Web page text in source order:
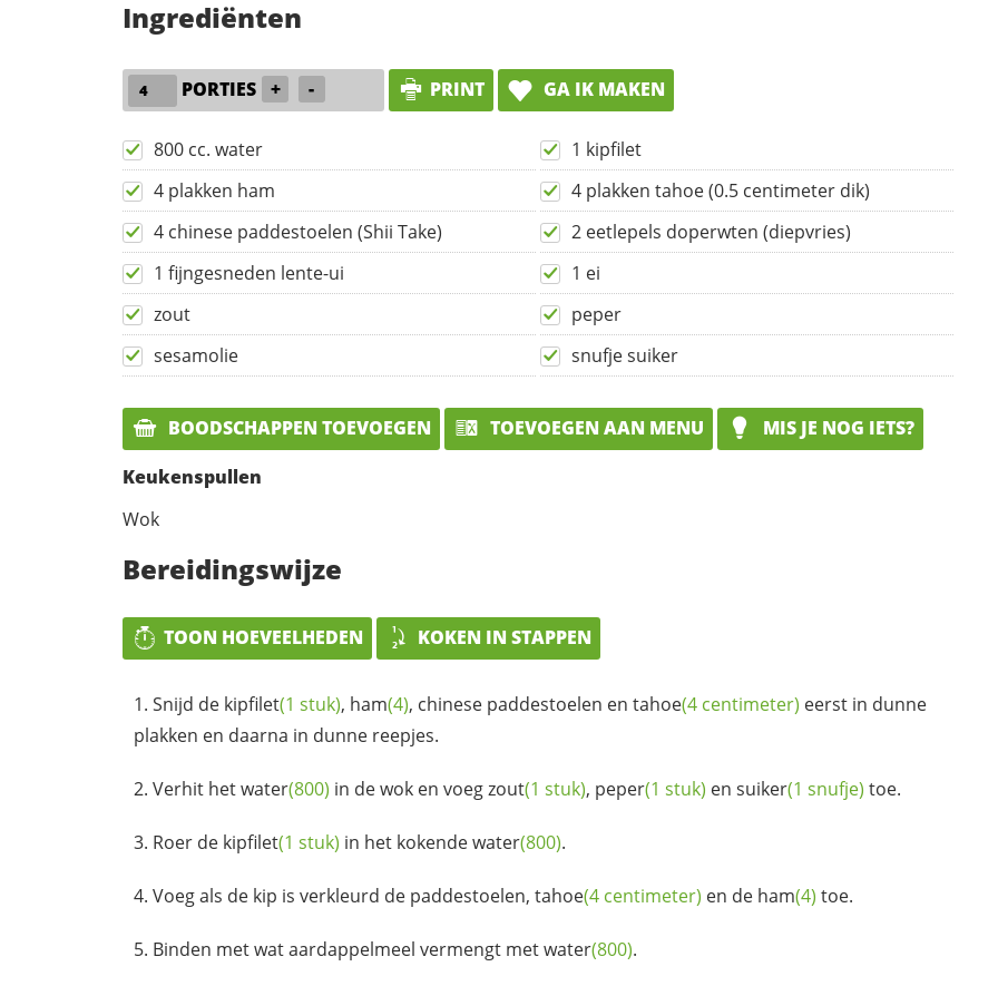
Ingrediënten
PORTIES + - PRINT GA IK MAKEN
800 cc. water
1 kipfilet
4 plakken ham
4 plakken tahoe (0.5 centimeter dik)
4 chinese paddestoelen (Shii Take)
2 eetlepels doperwten (diepvries)
1 fijngesneden lente-ui
1 ei
zout
peper
sesamolie
snufje suiker
BOODSCHAPPEN TOEVOEGEN TOEVOEGEN AAN MENU
MIS JE NOG IETS?
Keukenspullen
Wok
Bereidingswijze
TOON HOEVEELHEDEN KOKEN IN STAPPEN
Snijd de kipfilet(1 stuk), ham(4), chinese paddestoelen en tahoe(4 centimeter) eerst in dunne
plakken en daarna in dunne reepjes.
Verhit hetwater(800) in de wok en voegzout(1 stuk), peper(1 stuk) en suiker(1 snufje) toe.
Roer de kipfilet(1 stuk) in het kokendewater(800).
Voeg als de kip is verkleurd de paddestoelen, tahoe(4 centimeter) en de ham(4) toe.
Binden met wat aardappelmeel vermengt metwater(800).